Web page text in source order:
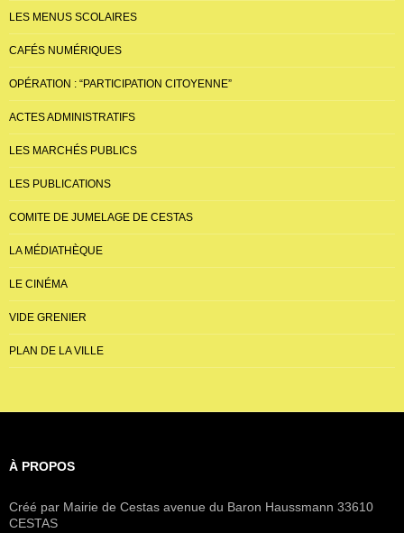
LES MENUS SCOLAIRES
CAFÉS NUMÉRIQUES
OPÉRATION : “PARTICIPATION CITOYENNE”
ACTES ADMINISTRATIFS
LES MARCHÉS PUBLICS
LES PUBLICATIONS
COMITE DE JUMELAGE DE CESTAS
LA MÉDIATHÈQUE
LE CINÉMA
VIDE GRENIER
PLAN DE LA VILLE
À PROPOS
Créé par Mairie de Cestas avenue du Baron Haussmann 33610
CESTAS